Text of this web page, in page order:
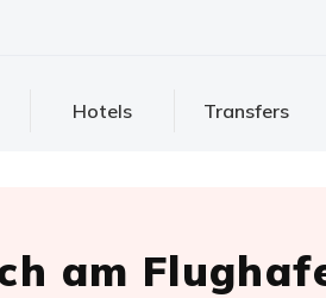
Hotels Transfers
am